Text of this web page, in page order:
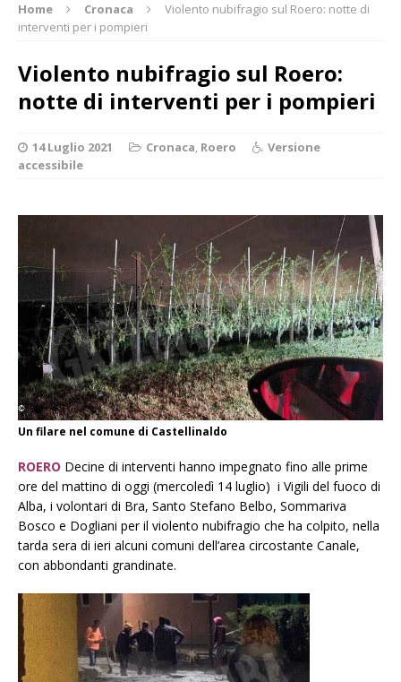
Home Cronaca
Violento nubifragio sul Roero: notte di
interventi per i pompieri
Violento nubifragio sul Roero:
notte di interventi per i pompieri
14 Luglio 2021 Cronaca, Roero
Versione
accessibile
Un filare nel comune di Castellinaldo
ROERO Decine di interventi hanno impegnato fino alle prime
ore del mattino di oggi (mercoledì 14 luglio) i Vigili del fuoco di
Alba, i volontari di Bra, Santo Stefano Belbo, Sommariva
Bosco e Dogliani per il violento nubifragio che ha colpito, nella
tarda sera di ieri alcuni comuni dell’area circostante Canale,
con abbondanti grandinate.